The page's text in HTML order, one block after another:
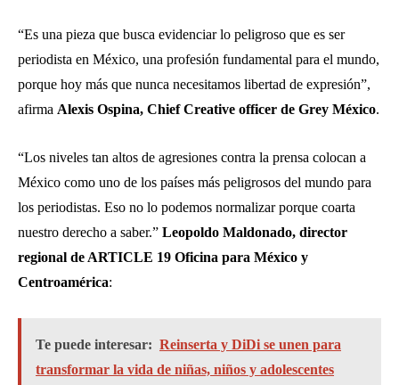
“Es una pieza que busca evidenciar lo peligroso que es ser
periodista en México, una profesión fundamental para el mundo,
porque hoy más que nunca necesitamos libertad de expresión”,
afirma Alexis Ospina, Chief Creative officer de Grey México.
“Los niveles tan altos de agresiones contra la prensa colocan a
México como uno de los países más peligrosos del mundo para
los periodistas. Eso no lo podemos normalizar porque coarta
nuestro derecho a saber.” Leopoldo Maldonado, director
regional de ARTICLE 19 Oficina para México y
Centroamérica:
Te puede interesar: Reinserta y DiDi se unen para
transformar la vida de niñas, niños y adolescentes